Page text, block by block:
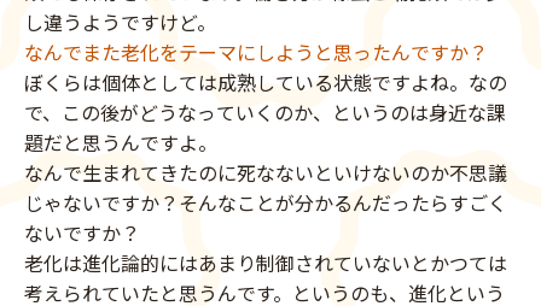
し違うようですけど。
なんでまた老化をテーマにしようと思ったんですか？
ぼくらは個体としては成熟している状態ですよね。なの
で、この後がどうなっていくのか、というのは身近な課
題だと思うんですよ。
なんで生まれてきたのに死なないといけないのか不思議
じゃないですか？そんなことが分かるんだったらすごく
ないですか？
老化は進化論的にはあまり制御されていないとかつては
考えられていたと思うんです。というのも、進化という